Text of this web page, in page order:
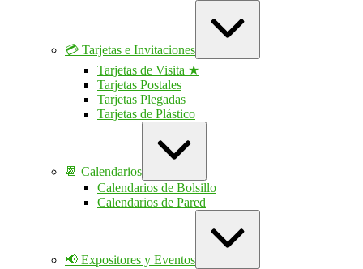
💳 Tarjetas e Invitaciones
Tarjetas de Visita ★
Tarjetas Postales
Tarjetas Plegadas
Tarjetas de Plástico
📆 Calendarios
Calendarios de Bolsillo
Calendarios de Pared
📢 Expositores y Eventos